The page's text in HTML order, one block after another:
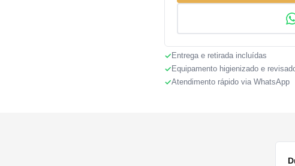
Entrega e retirada incluídas
Equipamento higienizado e
Atendimento rápido via WhatsApp